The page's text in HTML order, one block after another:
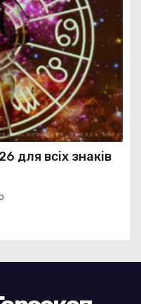
для всіх знаків